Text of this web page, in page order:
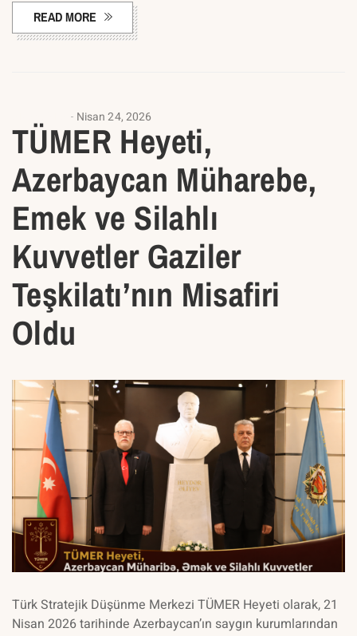
READ MORE
Nisan 24, 2026
TÜMER Heyeti,
Azerbaycan Müharebe,
Emek ve Silahlı
Kuvvetler Gaziler
Teşkilatı’nın Misafiri
Oldu
Türk Stratejik Düşünme Merkezi TÜMER Heyeti olarak, 21
Nisan 2026 tarihinde Azerbaycan’ın saygın kurumlarından